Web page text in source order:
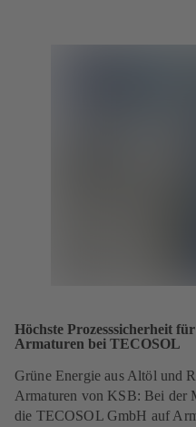
Höchste Prozesssicherheit
Armaturen bei TECOSOL
Grüne Energie aus Altöl und
Armaturen von KSB: Bei der
die TECOSOL GmbH auf